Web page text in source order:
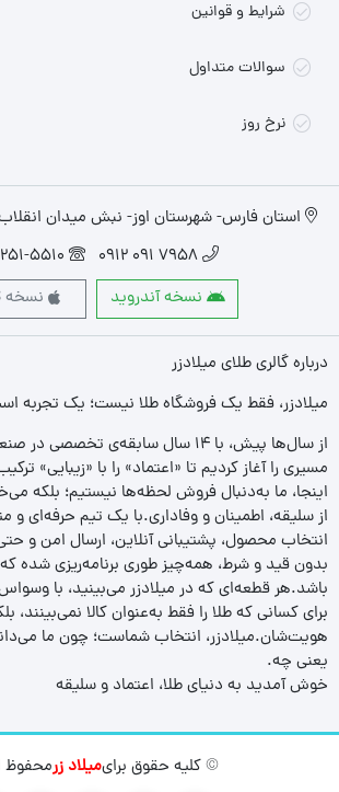
شرایط و قوانین
سوالات متداول
نرخ روز
استان فارس- شهرستان اوز- نبش میدان
7958 091 0912
5510
نسخه آندروید
نسخه IOS
درباره گالری طلای میلادزر
میلادزر، فقط یک فروشگاه طلا نیست؛ یک تجربه‌
از سال‌ها پیش، با ۱۴ سال سابقه‌ی
مسیری را آغاز کردیم تا «اعتماد» را با «زیبایی»
اینجا، ما به‌دنبال فروش لحظه‌ها نیستیم؛ بلکه
از سلیقه، اطمینان و وفاداری.با یک تیم حرفه‌ای و
انتخاب محصول، پشتیبانی آنلاین، ارسال امن و
بدون قید و شرط، همه‌چیز طوری برنامه‌ریزی شده
باشد.هر قطعه‌ای که در میلادزر می‌بینید، با
برای کسانی که طلا را فقط به‌عنوان کالا نمی‌بینند،
هویت‌شان.میلادزر، انتخاب شماست؛ چون ما
یعنی چه.
خوش آمدید به دنیای طلا، اعتماد و سلیقه
© کلیه حقوق برایمیلاد زر